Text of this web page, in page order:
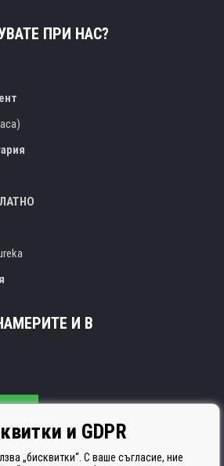
ПРИ НАС?
И В
е сертифицирани GDPR
„бисквитки“. С ваше съгласие, ние